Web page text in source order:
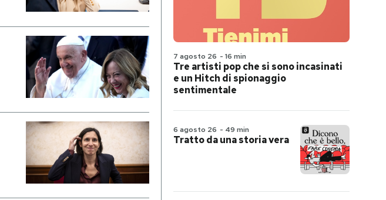
7 agosto 26 - 16 min
Tre artisti pop che si sono incasinati
e un Hitch di spionaggio
sentimentale
6 agosto 26 - 49 min
Tratto da una storia vera